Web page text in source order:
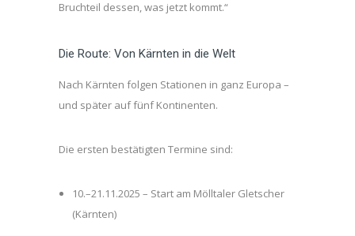
Bruchteil dessen, was jetzt kommt.“
Die Route: Von Kärnten in die Welt
Nach Kärnten folgen Stationen in ganz Europa –
und später auf fünf Kontinenten.
Die ersten bestätigten Termine sind:
10.–21.11.2025 – Start am Mölltaler Gletscher
(Kärnten)